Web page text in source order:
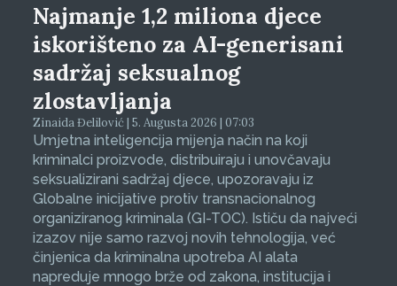
Najmanje 1,2 miliona djece
iskorišteno za AI-generisani
sadržaj seksualnog
zlostavljanja
Zinaida Đelilović | 5. Augusta 2026 | 07:03
Umjetna inteligencija mijenja način na koji
kriminalci proizvode, distribuiraju i unovčavaju
seksualizirani sadržaj djece, upozoravaju iz
Globalne inicijative protiv transnacionalnog
organiziranog kriminala (GI-TOC). Ističu da najveći
izazov nije samo razvoj novih tehnologija, već
činjenica da kriminalna upotreba AI alata
napreduje mnogo brže od zakona, institucija i